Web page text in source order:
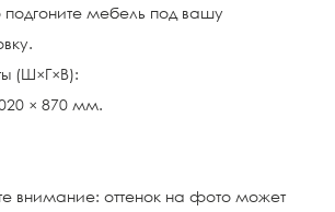
подгоните мебель под вашу
(Ш×Г×В):
× 870 мм.
внимание: оттенок на фото может